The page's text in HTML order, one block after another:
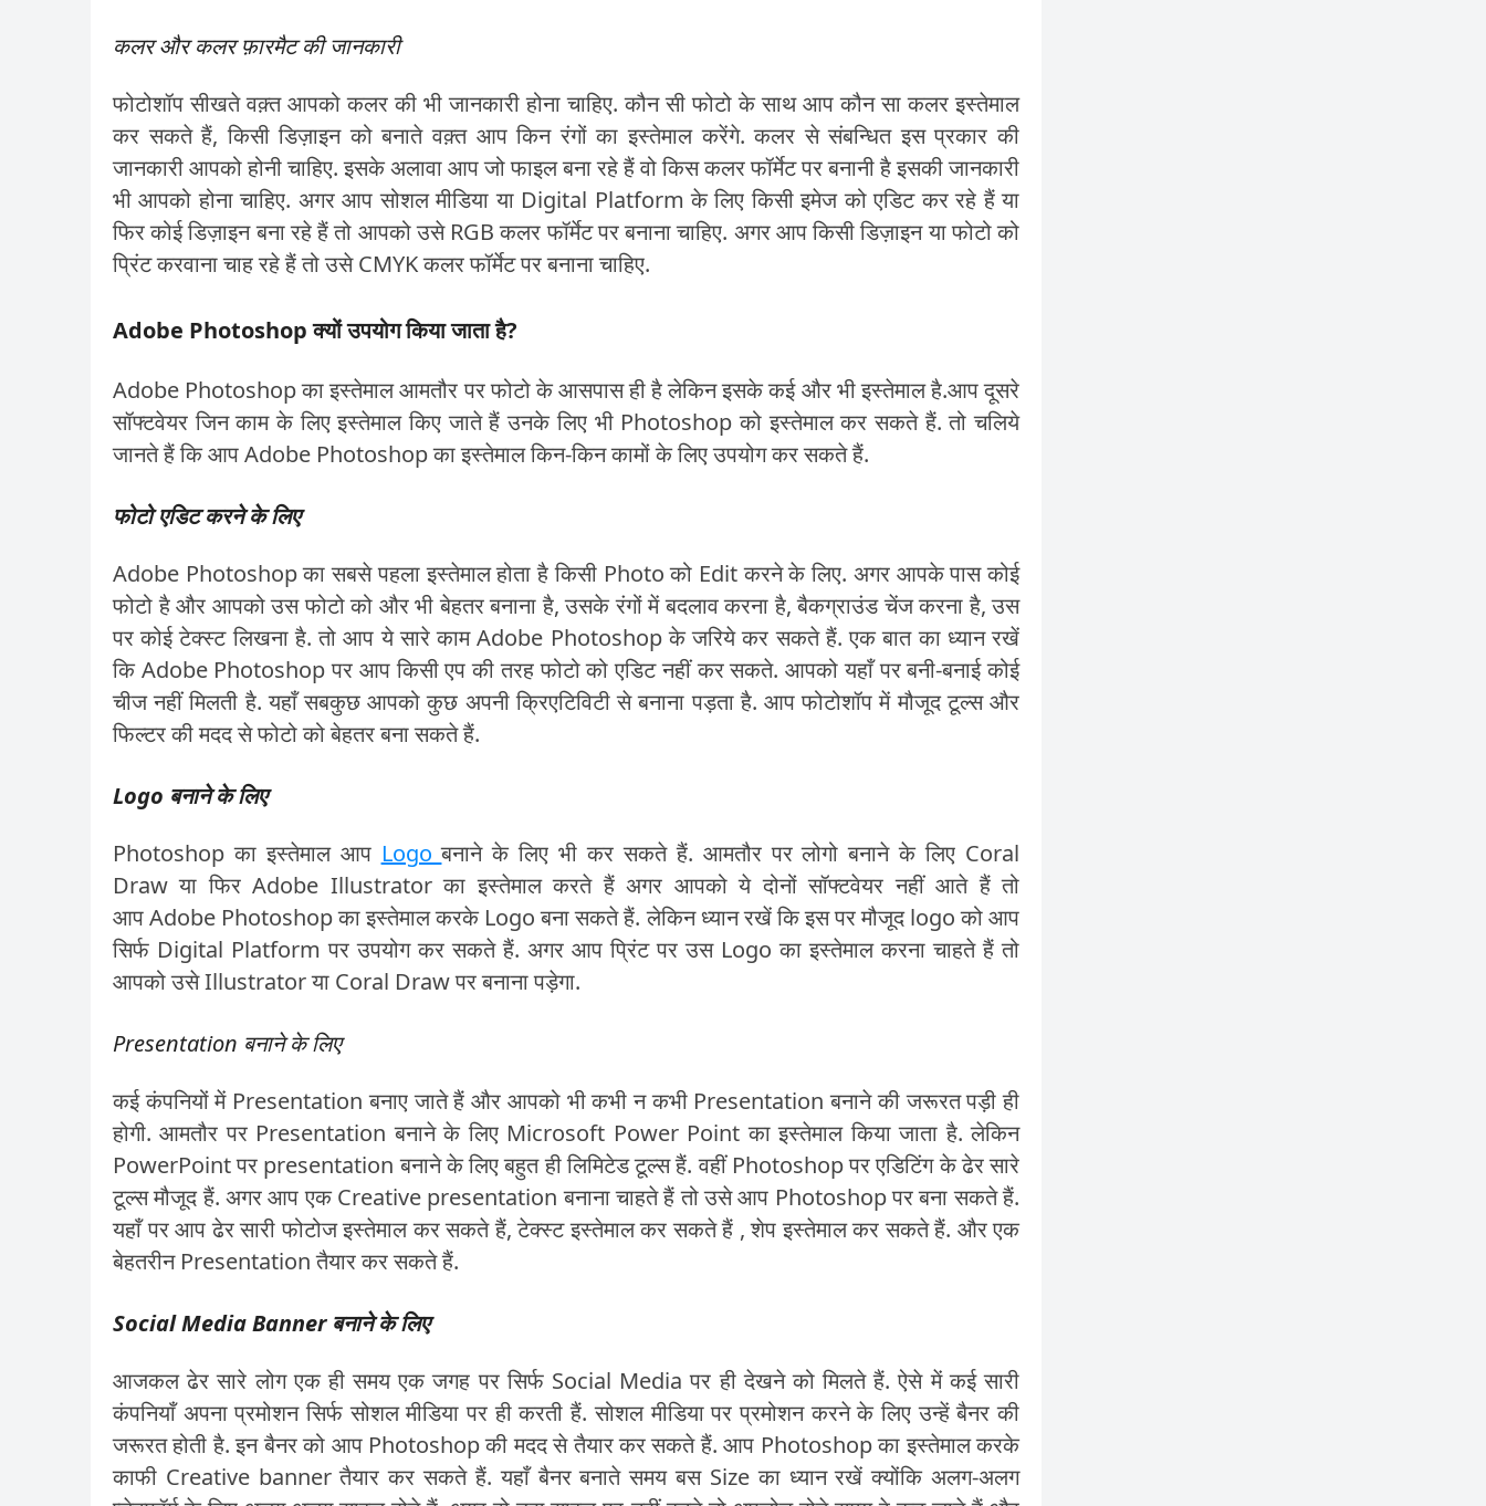
कलर और कलर फ़ारमैट की जानकारी
फोटोशॉप सीखते वक़्त आपको कलर की भी जानकारी होना चाहिए. कौन सी फोटो के साथ आप कौन सा कलर इस्तेमाल
कर सकते हैं, किसी डिज़ाइन को बनाते वक़्त आप किन रंगों का इस्तेमाल करेंगे. कलर से संबन्धित इस प्रकार की
जानकारी आपको होनी चाहिए. इसके अलावा आप जो फाइल बना रहे हैं वो किस कलर फॉर्मेट पर बनानी है इसकी जानकारी
भी आपको होना चाहिए. अगर आप सोशल मीडिया या Digital Platform के लिए किसी इमेज को एडिट कर रहे हैं या
फिर कोई डिज़ाइन बना रहे हैं तो आपको उसे RGB कलर फॉर्मेट पर बनाना चाहिए. अगर आप किसी डिज़ाइन या फोटो को
प्रिंट करवाना चाह रहे हैं तो उसे CMYK कलर फॉर्मेट पर बनाना चाहिए.
Adobe Photoshop क्यों उपयोग किया जाता है?
Adobe Photoshop का इस्तेमाल आमतौर पर फोटो के आसपास ही है लेकिन इसके कई और भी इस्तेमाल है.आप दूसरे
सॉफ्टवेयर जिन काम के लिए इस्तेमाल किए जाते हैं उनके लिए भी Photoshop को इस्तेमाल कर सकते हैं. तो चलिये
जानते हैं कि आप Adobe Photoshop का इस्तेमाल किन-किन कामों के लिए उपयोग कर सकते हैं.
फोटो एडिट करने के लिए
Adobe Photoshop का सबसे पहला इस्तेमाल होता है किसी Photo को Edit करने के लिए. अगर आपके पास कोई
फोटो है और आपको उस फोटो को और भी बेहतर बनाना है, उसके रंगों में बदलाव करना है, बैकग्राउंड चेंज करना है, उस
पर कोई टेक्स्ट लिखना है. तो आप ये सारे काम Adobe Photoshop के जरिये कर सकते हैं. एक बात का ध्यान रखें
कि Adobe Photoshop पर आप किसी एप की तरह फोटो को एडिट नहीं कर सकते. आपको यहाँ पर बनी-बनाई कोई
चीज नहीं मिलती है. यहाँ सबकुछ आपको कुछ अपनी क्रिएटिविटी से बनाना पड़ता है. आप फोटोशॉप में मौजूद टूल्स और
फिल्टर की मदद से फोटो को बेहतर बना सकते हैं.
Logo बनाने के लिए
Photoshop का इस्तेमाल आप Logoबनाने के लिए भी कर सकते हैं. आमतौर पर लोगो बनाने के लिए Coral
Draw या फिर Adobe Illustrator का इस्तेमाल करते हैं अगर आपको ये दोनों सॉफ्टवेयर नहीं आते हैं तो
आप Adobe Photoshop का इस्तेमाल करके Logo बना सकते हैं. लेकिन ध्यान रखें कि इस पर मौजूद logo को आप
सिर्फ Digital Platform पर उपयोग कर सकते हैं. अगर आप प्रिंट पर उस Logo का इस्तेमाल करना चाहते हैं तो
आपको उसे Illustrator या Coral Draw पर बनाना पड़ेगा.
Presentation बनाने के लिए
कई कंपनियों में Presentation बनाए जाते हैं और आपको भी कभी न कभी Presentation बनाने की जरूरत पड़ी ही
होगी. आमतौर पर Presentation बनाने के लिए Microsoft Power Point का इस्तेमाल किया जाता है. लेकिन
PowerPoint पर presentation बनाने के लिए बहुत ही लिमिटेड टूल्स हैं. वहीं Photoshop पर एडिटिंग के ढेर सारे
टूल्स मौजूद हैं. अगर आप एक Creative presentation बनाना चाहते हैं तो उसे आप Photoshop पर बना सकते हैं.
यहाँ पर आप ढेर सारी फोटोज इस्तेमाल कर सकते हैं, टेक्स्ट इस्तेमाल कर सकते हैं , शेप इस्तेमाल कर सकते हैं. और एक
बेहतरीन Presentation तैयार कर सकते हैं.
Social Media Banner बनाने के लिए
आजकल ढेर सारे लोग एक ही समय एक जगह पर सिर्फ Social Media पर ही देखने को मिलते हैं. ऐसे में कई सारी
कंपनियाँ अपना प्रमोशन सिर्फ सोशल मीडिया पर ही करती हैं. सोशल मीडिया पर प्रमोशन करने के लिए उन्हें बैनर की
जरूरत होती है. इन बैनर को आप Photoshop की मदद से तैयार कर सकते हैं. आप Photoshop का इस्तेमाल करके
काफी Creative banner तैयार कर सकते हैं. यहाँ बैनर बनाते समय बस Size का ध्यान रखें क्योंकि अलग-अलग